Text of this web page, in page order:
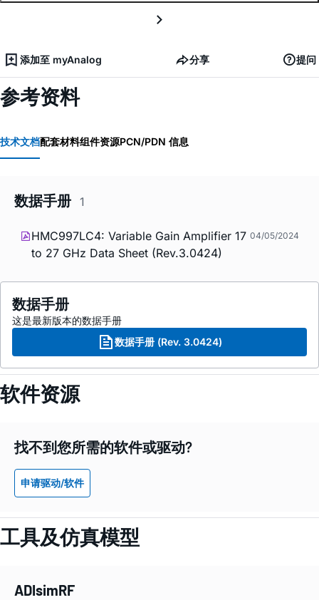
添加至 myAnalog 分享 提问
参考资料
技术文档配套材料组件资源PCN/PDN 信息
数据手册 1
HMC997LC4: Variable Gain Amplifier 17
to 27 GHz Data Sheet (Rev.3.0424)
04/05/2024
数据手册
这是最新版本的数据手册
数据手册 (Rev. 3.0424)
软件资源
找不到您所需的软件或驱动?
申请驱动/软件
工具及仿真模型
ADIsimRF